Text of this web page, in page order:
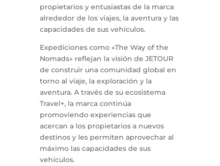
propietarios y entusiastas de la marca
alrededor de los viajes, la aventura y las
capacidades de sus vehículos.
Expediciones como «The Way of the
Nomads» reflejan la visión de JETOUR
de construir una comunidad global en
torno al viaje, la exploración y la
aventura. A través de su ecosistema
Travel+, la marca continúa
promoviendo experiencias que
acercan a los propietarios a nuevos
destinos y les permiten aprovechar al
máximo las capacidades de sus
vehículos.